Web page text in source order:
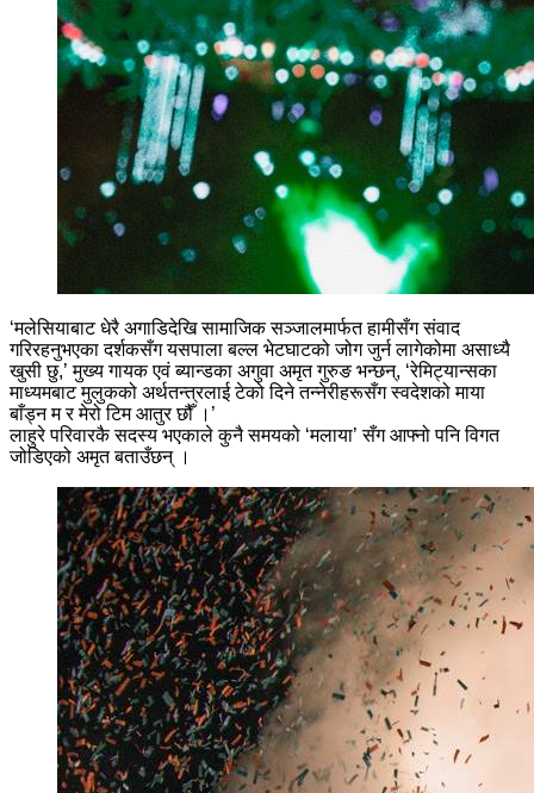
‘मलेसियाबाट धेरै अगाडिदेखि सामाजिक सञ्जालमार्फत हामीसँग संवाद
गरिरहनुभएका दर्शकसँग यसपाला बल्ल भेटघाटको जोग जुर्न लागेकोमा असाध्यै
खुसी छु,’ मुख्य गायक एवं ब्यान्डका अगुवा अमृत गुरुङ भन्छन्, ‘रेमिट्यान्सका
माध्यमबाट मुलुकको अर्थतन्त्रलाई टेको दिने तन्नेरीहरूसँग स्वदेशको माया
बाँड्न म र मेरो टिम आतुर छौँ ।’
लाहुरे परिवारकै सदस्य भएकाले कुनै समयको ‘मलाया’ सँग आफ्नो पनि विगत
जोडिएको अमृत बताउँछन् ।